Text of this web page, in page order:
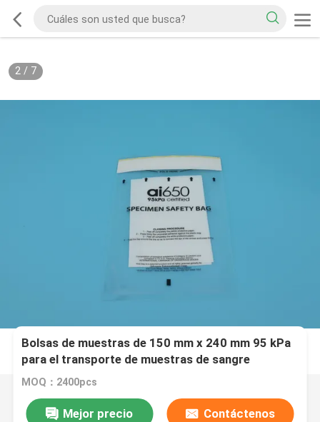
2/ 7
Bolsas de muestras de 150 mm x 240 mm 95 kPa
para el transporte de muestras de sangre
MOQ：2400pcs
Mejor precio Contáctenos